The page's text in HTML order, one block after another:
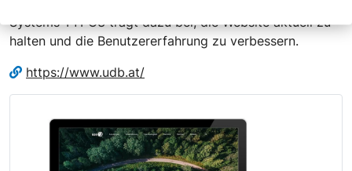
Systems TYPO3 trägt dazu bei, die Website aktuell zu
halten und die Benutzererfahrung zu verbessern.
https://www.udb.at/